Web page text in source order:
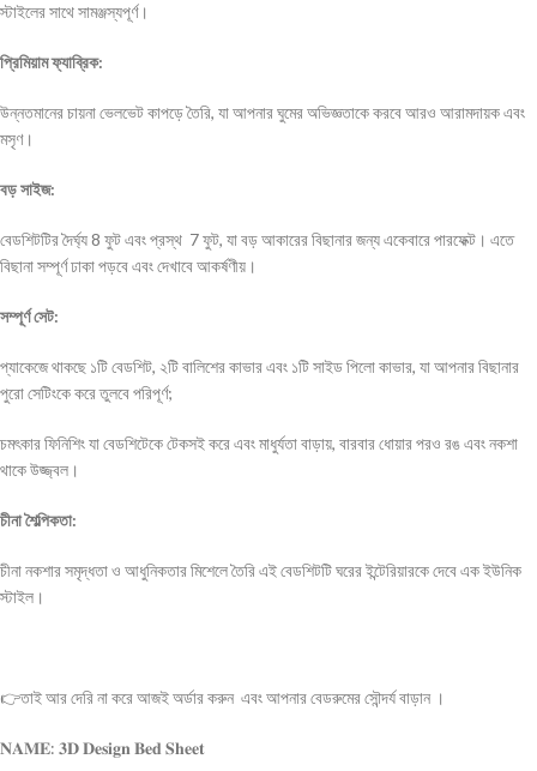
স্টাইলের সাথে সামঞ্জস্যপূর্ণ।
প্রিমিয়াম ফ্যাব্রিক:
উন্নতমানের চায়না ভেলভেট কাপড়ে তৈরি, যা আপনার ঘুমের অভিজ্ঞতাকে করবে আরও আরামদায়ক এবং
মসৃণ।
বড় সাইজ:
বেডশিটটির দৈর্ঘ্য 8 ফুট এবং প্রস্থ 7 ফুট, যা বড় আকারের বিছানার জন্য একেবারে পারফেক্ট। এতে
বিছানা সম্পূর্ণ ঢাকা পড়বে এবং দেখাবে আকর্ষণীয়।
সম্পূর্ণ সেট:
প্যাকেজে থাকছে ১টি বেডশিট, ২টি বালিশের কাভার এবং ১টি সাইড পিলো কাভার, যা আপনার বিছানার
পুরো সেটিংকে করে তুলবে পরিপূর্ণ;
চমৎকার ফিনিশিং যা বেডশিটেকে টেকসই করে এবং মাধুর্যতা বাড়ায়, বারবার ধোয়ার পরও রঙ এবং নকশা
থাকে উজ্জ্বল।
চীনা শৈল্পিকতা:
চীনা নকশার সমৃদ্ধতা ও আধুনিকতার মিশেলে তৈরি এই বেডশিটটি ঘরের ইন্টেরিয়ারকে দেবে এক ইউনিক
স্টাইল।
👉তাই আর দেরি না করে আজই অর্ডার করুন এবং আপনার বেডরুমের সৌন্দর্য বাড়ান ।
𝐍𝐀𝐌𝐄: 𝟑𝐃 𝐃𝐞𝐬𝐢𝐠𝐧 𝐁𝐞𝐝 𝐒𝐡𝐞𝐞𝐭